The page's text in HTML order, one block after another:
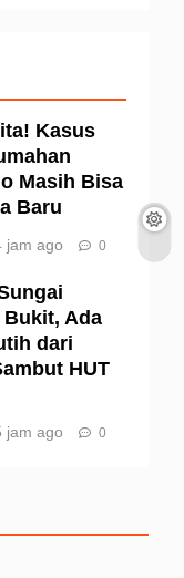
Kasus
Masih Bisa
Baru
jam ago 0
Ada
dari
HUT
jam ago 0